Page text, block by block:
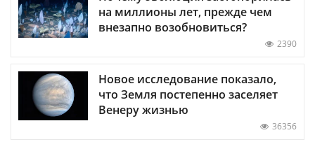
на миллионы лет, прежде чем
внезапно возобновиться?
2390
Новое исследование показало,
что Земля постепенно заселяет
Венеру жизнью
36356